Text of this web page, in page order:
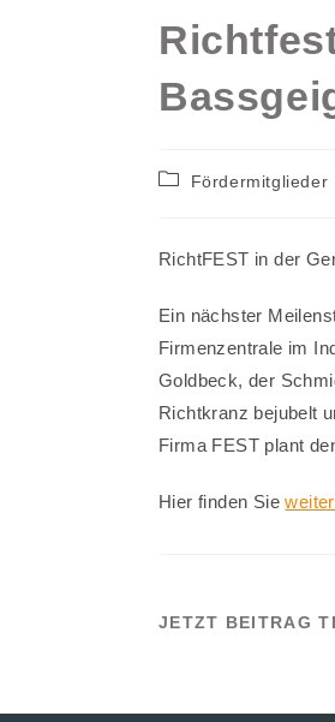
Beitrags-
Fördermitglieder
RichtFEST in der
Ein nächster
Firmenzentrale im
Goldbeck, der
Richtkranz bejubelt
Firma FEST plant
Hier finden Sie
JETZT BEITRAG